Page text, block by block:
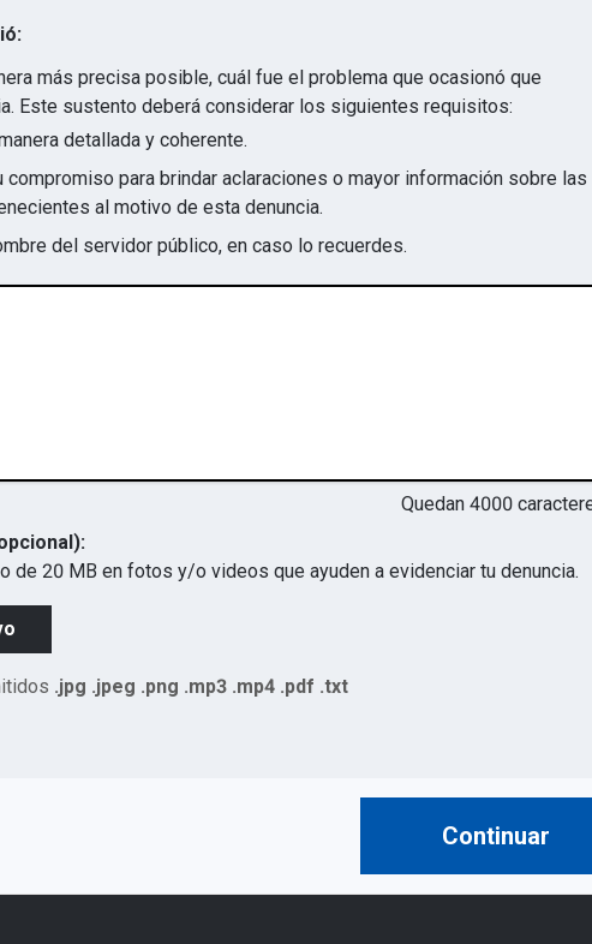
más precisa posible, cuál fue el problema que ocasionó que
Este sustento deberá considerar los siguientes requisitos:
detallada y coherente.
para brindar aclaraciones o mayor información sobre las
irregularidades pertenecientes al motivo de esta denuncia.
del servidor público, en caso lo recuerdes.
Quedan 4000
de 20 MB en fotos y/o videos que ayuden a evidenciar tu denuncia.
.jpg .jpeg .png .mp3 .mp4 .pdf .txt
Continuar